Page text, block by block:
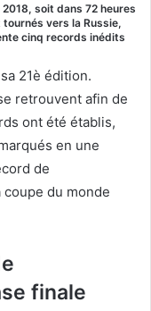
soit dans 72 heures
vers la Russie,
cinq records inédits
21è édition.
retrouvent afin de
ont été établis,
en une
de
du monde
finale